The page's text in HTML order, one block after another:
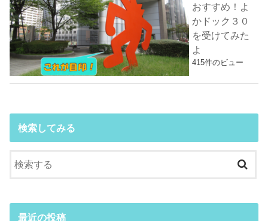
おすすめ！よ
かドック３０
を受けてみた
よ
415件のビュー
検索してみる
最近の投稿